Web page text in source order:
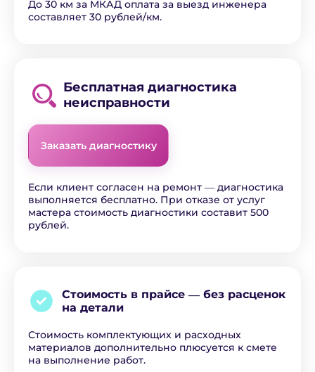
До 30 км за МКАД оплата за выезд инженера
составляет 30 рублей/км.
Бесплатная диагностика
неисправности
Заказать диагностику
Если клиент согласен на ремонт ― диагностика
выполняется бесплатно. При отказе от услуг
мастера стоимость диагностики составит 500
рублей.
Стоимость в прайсе ― без расценок
на детали
Стоимость комплектующих и расходных
материалов дополнительно плюсуется к смете
на выполнение работ.